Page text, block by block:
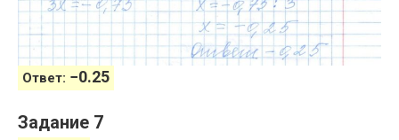
Ответ: −0.25
Задание 7